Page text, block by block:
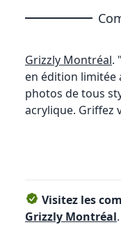
Grizzly Montréal.
en édition limitée
photos de tous
acrylique. Griffez
Visitez les
Grizzly Montréal.